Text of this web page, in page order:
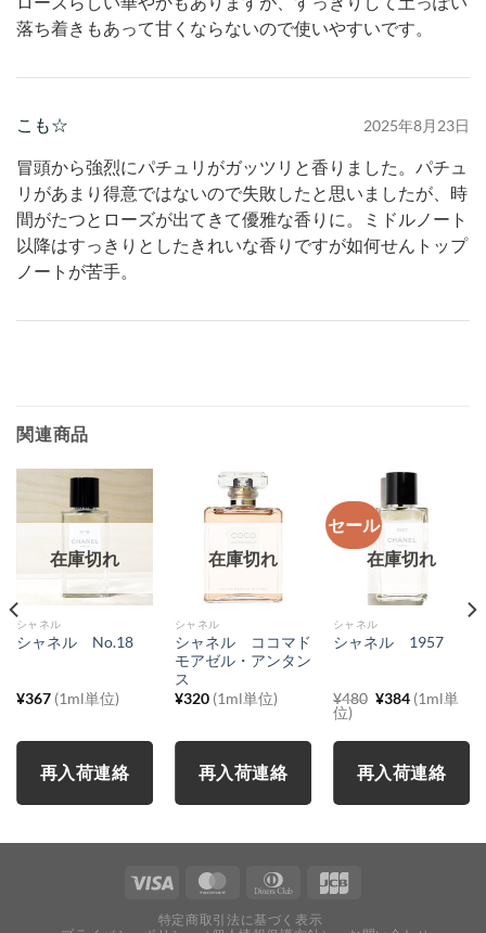
落ち着きもあって甘くならないので使いやすいです。
こも☆ 2025年8月23日
冒頭から強烈にパチュリがガッツリと香りました。パチュ
リがあまり得意ではないので失敗したと思いましたが、時
間がたつとローズが出てきて優雅な香りに。ミドルノート
以降はすっきりとしたきれいな香りですが如何せんトップ
ノートが苦手。
関連商品
在庫切れ
シャネル
シャネル No.18
¥367 (1ml単位)
再入荷連絡
在庫切れ
シャネル
シャネル ココマド
モアゼル・アンタン
ス
¥320 (1ml単位)
再入荷連絡
セール
在庫切れ
シャネル
シャネル 1957
¥480 元
格
¥480
で
た。
¥384現
在
価
は
¥384
す。
(1ml単
位)
再入荷連絡
特定商取引法に基づく表示